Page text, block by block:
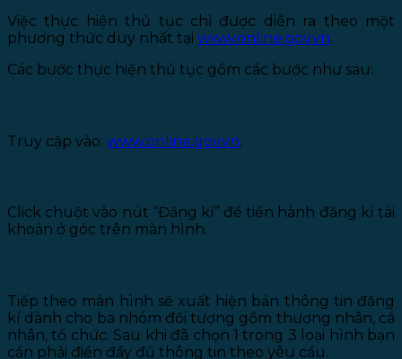
Việc thực hiện thủ tục chỉ được diễn ra theo một
phương thức duy nhất tại www.online.gov.vn.
Các bước thực hiện thủ tục gồm các bước như sau:
Truy cập vào: www.online.gov.vn.
Click chuột vào nút “Đăng kí” để tiến hành đăng kí tài
khoản ở góc trên màn hình.
Tiếp theo màn hình sẽ xuất hiện bản thông tin đăng
kí dành cho ba nhóm đồi tượng gồm thương nhân, cá
nhân, tổ chức. Sau khi đã chọn 1 trong 3 loại hình bạn
cần phải điền đầy đủ thông tin theo yêu cầu.